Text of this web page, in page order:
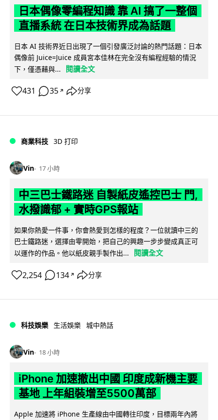
日本偶像零編程知識 靠 AI 搞了一整個
直播系統 在日本技術界成為話題
日本 AI 技術界近日出現了一個引發廣泛討論的熱門話題：日本
偶像前 Juice=Juice 成員宮本佳林在完全沒有編程經驗的情況
下，僅憑藉與...
閱讀全文
431 35 ↗ 分享
商業科技 3D 打印
Vin 17 小時
中三巴士鐵路迷 自製紙皮遙控巴士 門,
水撥識郁 + 實時GPS報站
如果你熱愛一件事，你會熱愛到怎樣的程度？一位就讀中三的
巴士鐵路迷，選擇由零開始，把自己的興趣一步步變成真正可
以運作的作品。他以紙皮親手製作出...
閱讀全文
2,254 134 ↗ 分享
科技娛樂 生活娛樂 城中熱話
Vin 18 小時
iPhone 加速撤出中國 印度成新機主要
基地 上年組裝增至5500萬部
Apple 加速將 iPhone 生產線由中國轉往印度，目標兩年內將